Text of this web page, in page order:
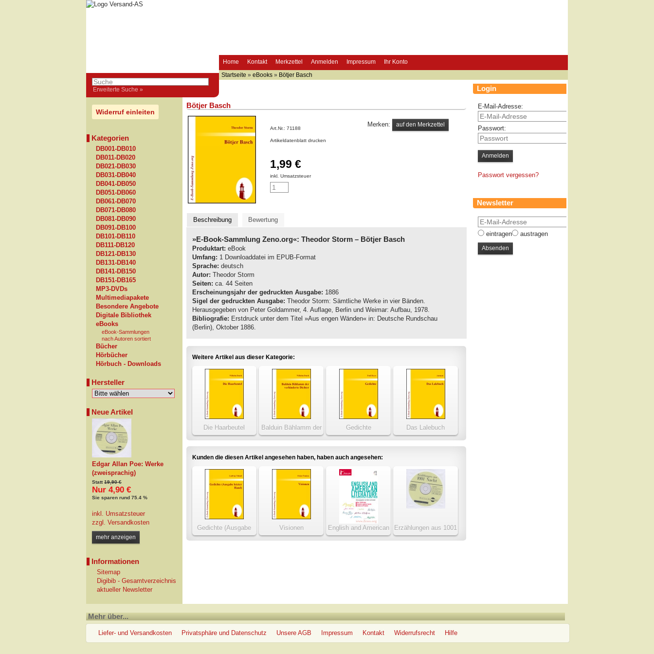
Home Kontakt Merkzettel Anmelden Impressum Ihr Konto
Erweiterte Suche »
Startseite » eBooks » Bötjer Basch
Widerruf einleiten
Kategorien
DB001-DB010
DB011-DB020
DB021-DB030
DB031-DB040
DB041-DB050
DB051-DB060
DB061-DB070
DB071-DB080
DB081-DB090
DB091-DB100
DB101-DB110
DB111-DB120
DB121-DB130
DB131-DB140
DB141-DB150
DB151-DB165
MP3-DVDs
Multimediapakete
Besondere Angebote
Digitale Bibliothek
eBooks
eBook-Sammlungen
nach Autoren sortiert
Bücher
Hörbücher
Hörbuch - Downloads
Hersteller
Neue Artikel
Edgar Allan Poe: Werke
(zweisprachig)
Statt19,90 €
Nur 4,90 €
Sie sparen rund 75.4 %
inkl. Umsatzsteuer
zzgl. Versandkosten
mehr anzeigen
Informationen
Sitemap
Digibib - Gesamtverzeichnis
aktueller Newsletter
Bötjer Basch
Art.Nr.: 71188
Artikeldatenblatt drucken
1,99 €
inkl. Umsatzsteuer
Merken:
Beschreibung Bewertung
»E-Book-Sammlung Zeno.org«: Theodor Storm – Bötjer Basch
Produktart: eBook
Umfang: 1 Downloaddatei im EPUB-Format
Sprache: deutsch
Autor: Theodor Storm
Seiten: ca. 44 Seiten
Erscheinungsjahr der gedruckten Ausgabe: 1886
Sigel der gedruckten Ausgabe: Theodor Storm: Sämtliche Werke in vier Bänden.
Herausgegeben von Peter Goldammer, 4. Auflage, Berlin und Weimar: Aufbau, 1978.
Bibliografie: Erstdruck unter dem Titel »Aus engen Wänden« in: Deutsche Rundschau
(Berlin), Oktober 1886.
Weitere Artikel aus dieser Kategorie:
Die Haarbeutel
Balduin Bählamm der
verhinderte Dichter
Gedichte Das Lalebuch
Kunden die diesen Artikel angesehen haben, haben auch angesehen:
Gedichte (Ausgabe
letzter Hand)
Visionen
English and American
Literature
Erzählungen aus 1001
Nacht
Login
E-Mail-Adresse:
Passwort:
Passwort vergessen?
Newsletter
eintragen austragen
Mehr über...
Liefer- und Versandkosten Privatsphäre und Datenschutz Unsere AGB Impressum Kontakt Widerrufsrecht Hilfe